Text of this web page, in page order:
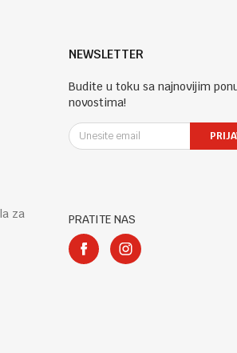
za
NEWSLETTER
Budite u toku sa najnovijim
novostima!
PRATITE NAS